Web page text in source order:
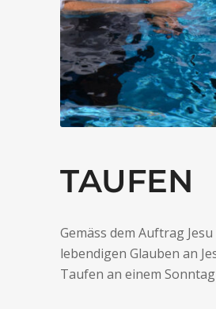
TAUFEN
Gemäss dem Auftrag
lebendigen Glauben an
Taufen an einem